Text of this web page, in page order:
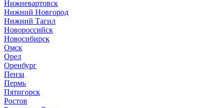
Нижневартовск
Нижний Новгород
Нижний Тагил
Новороссийск
Новосибирск
Омск
Орел
Оренбург
Пенза
Пермь
Пятигорск
Ростов